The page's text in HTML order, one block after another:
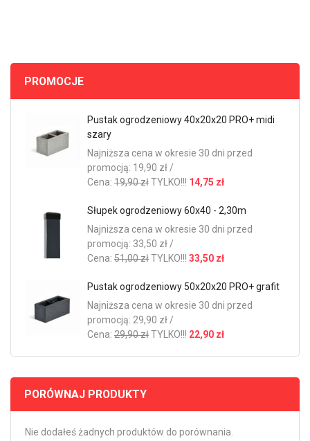
PROMOCJE
Pustak ogrodzeniowy 40x20x20 PRO+ midi
szary
Najniższa cena w okresie 30 dni przed
promocją: 19,90 zł /
Cena: 19,90 złTYLKO!!! 14,75 zł
Słupek ogrodzeniowy 60x40 - 2,30m
Najniższa cena w okresie 30 dni przed
promocją: 33,50 zł /
Cena: 51,00 złTYLKO!!! 33,50 zł
Pustak ogrodzeniowy 50x20x20 PRO+ grafit
Najniższa cena w okresie 30 dni przed
promocją: 29,90 zł /
Cena: 29,90 złTYLKO!!! 22,90 zł
PORÓWNAJ PRODUKTY
Nie dodałeś żadnych produktów do porównania.